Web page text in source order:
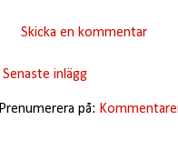
Skicka en kommentar
Senaste inlägg
Prenumerera på: